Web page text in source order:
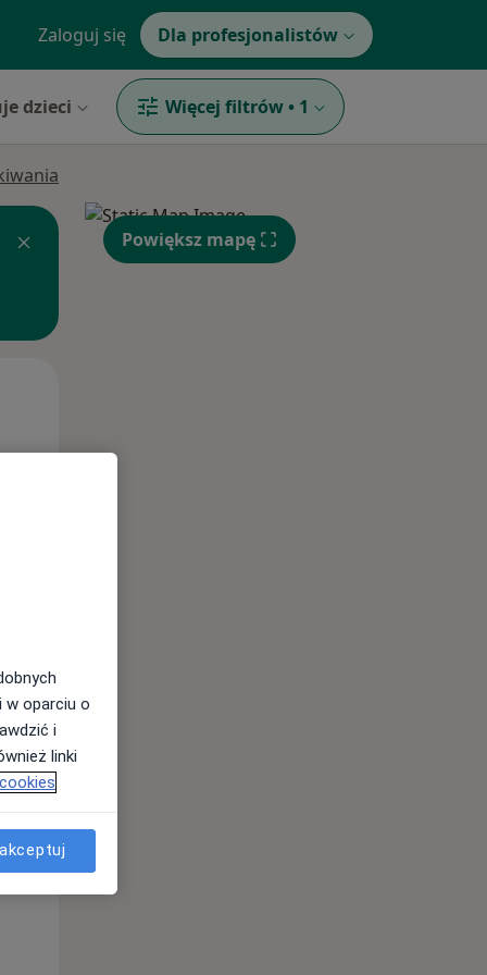
Zaloguj się Dla profesjonalistów
dzieci Więcej filtrów • 1
Wt,
11 Sie
Powiększ mapę
w oparciu o
i
linki